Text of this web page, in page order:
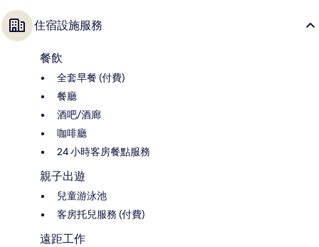
住宿設施服務
餐飲
全套早餐 (付費)
餐廳
酒吧/酒廊
咖啡廳
24 小時客房餐點服務
親子出遊
兒童游泳池
客房托兒服務 (付費)
遠距工作